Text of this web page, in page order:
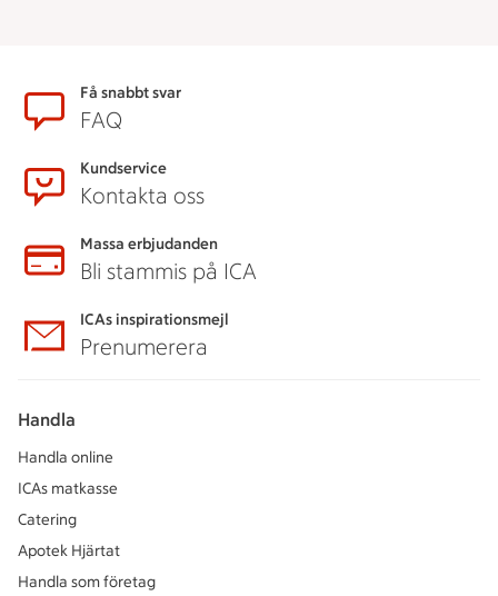
SidfotFå snabbt svar
FAQ
Kundservice
Kontakta oss
Massa erbjudanden
Bli stammis på ICA
ICAs inspirationsmejl
Prenumerera
Handla
Handla online
ICAs matkasse
Catering
Apotek Hjärtat
Handla som företag